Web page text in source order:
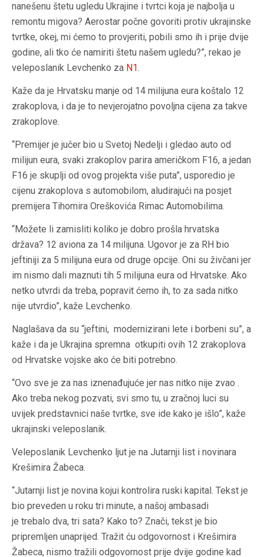
nanešenu štetu ugledu Ukrajine i tvrtci koja je najbolja u
remontu migova? Aerostar počne govoriti protiv ukrajinske
tvrtke, okej, mi ćemo to provjeriti, pobili smo ih i prije dvije
godine, ali tko će namiriti štetu našem ugledu?”, rekao je
veleposlanik Levchenko za N1.
Kaže da je Hrvatsku manje od 14 milijuna eura koštalo 12
zrakoplova, i da je to nevjerojatno povoljna cijena za takve
zrakoplove.
“Premijer je jučer bio u Svetoj Nedelji i gledao auto od
milijun eura, svaki zrakoplov parira američkom F16, a jedan
F16 je skuplji od ovog projekta više puta”, usporedio je
cijenu zrakoplova s automobilom, aludirajući na posjet
premijera Tihomira Oreškovića Rimac Automobilima.
“Možete li zamisliti koliko je dobro prošla hrvatska
država? 12 aviona za 14 milijuna. Ugovor je za RH bio
jeftiniji za 5 milijuna eura od druge opcije. Oni su živčani jer
im nismo dali maznuti tih 5 milijuna eura od Hrvatske. Ako
netko utvrdi da treba, popravit ćemo ih, to za sada nitko
nije utvrdio”, kaže Levchenko.
Naglašava da su “jeftini, modernizirani lete i borbeni su”, a
kaže i da je Ukrajina spremna otkupiti ovih 12 zrakoplova
od Hrvatske vojske ako će biti potrebno.
“Ovo sve je za nas iznenađujuće jer nas nitko nije zvao .
Ako treba nekog pozvati, svi smo tu, u zračnoj luci su
uvijek predstavnici naše tvrtke, sve ide kako je išlo”, kaže
ukrajinski veleposlanik.
Veleposlanik Levchenko ljut je na Jutarnji list i novinara
Krešimira Žabeca.
“Jutarnji list je novina kojui kontrolira ruski kapital. Tekst je
bio preveden u roku tri minute, a našoj ambasadi
je trebalo dva, tri sata? Kako to? Znači, tekst je bio
pripremljen unaprijed. Tražit ću odgovornost i Krešimira
Žabeca, nismo tražili odgovornost prije dvije godine kad